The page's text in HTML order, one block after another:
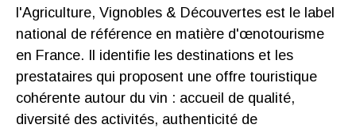
l'Agriculture, Vignobles & Découvertes est le label
national de référence en matière d'œnotourisme
en France. Il identifie les destinations et les
prestataires qui proposent une offre touristique
cohérente autour du vin : accueil de qualité,
diversité des activités, authenticité de